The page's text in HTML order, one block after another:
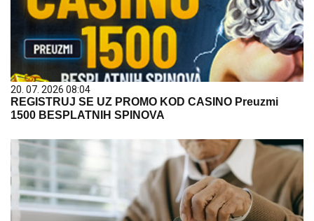
20. 07. 2026 08:04
REGISTRUJ SE UZ PROMO KOD CASINO Preuzmi
1500 BESPLATNIH SPINOVA